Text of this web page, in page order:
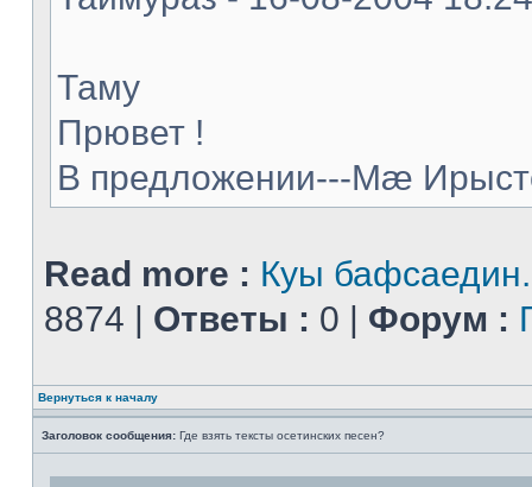
Таму
Прювет !
В предложении---Мæ
Read more : Куы
8874 | Ответы : 0 | Форум :
Вернуться к началу
Заголовок сообщения: Где взять тексты осетинских песен?